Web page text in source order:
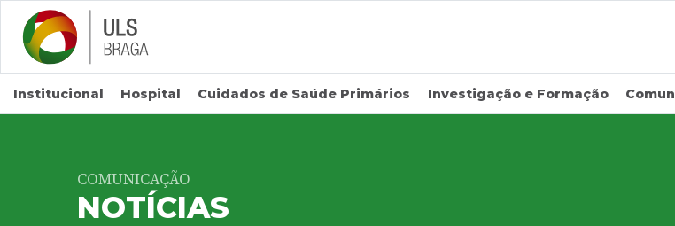
Saltar para conteúdo principal
Institucional Hospital Cuidados de Saúde Primários Investigação e Formação
COMUNICAÇÃO
NOTÍCIAS